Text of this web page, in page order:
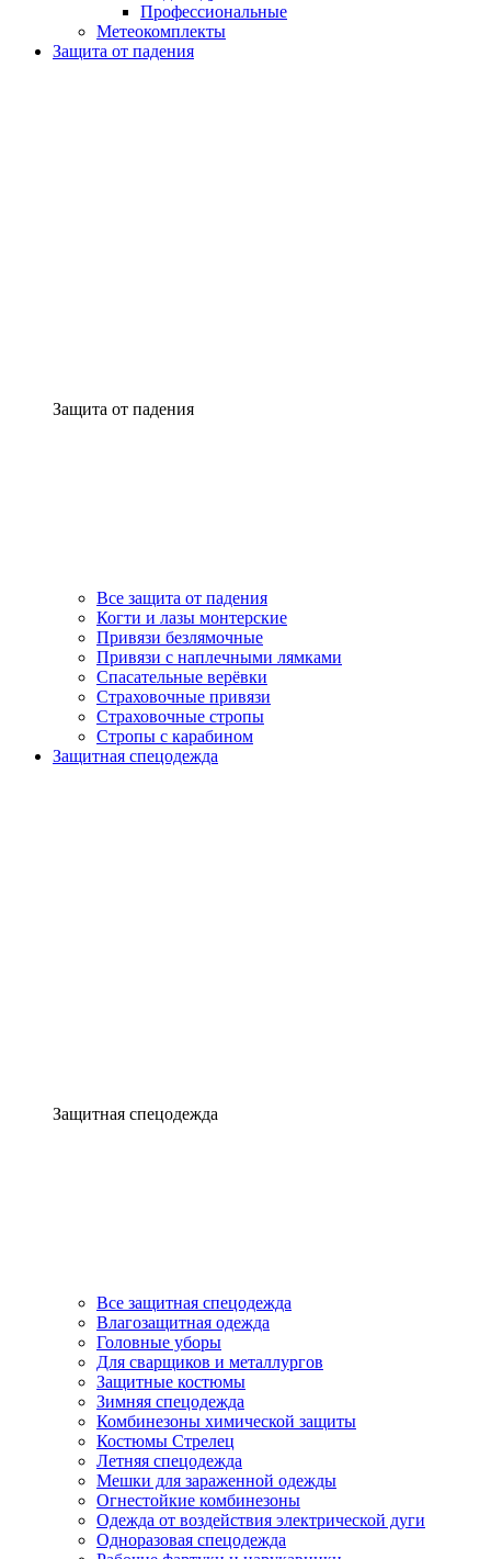
Профессиональные
Метеокомплекты
Защита от падения
Защита от падения
Все защита от падения
Когти и лазы монтерские
Привязи безлямочные
Привязи с наплечными лямками
Спасательные верёвки
Страховочные привязи
Страховочные стропы
Стропы с карабином
Защитная спецодежда
Защитная спецодежда
Все защитная спецодежда
Влагозащитная одежда
Головные уборы
Для сварщиков и металлургов
Защитные костюмы
Зимняя спецодежда
Комбинезоны химической защиты
Костюмы Стрелец
Летняя спецодежда
Мешки для зараженной одежды
Огнестойкие комбинезоны
Одежда от воздействия электрической дуги
Одноразовая спецодежда